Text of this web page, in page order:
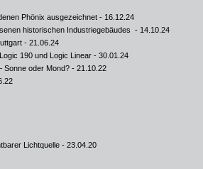
Phönix ausgezeichnet - 16.12.24
historischen Industriegebäudes - 14.10.24
- 21.06.24
190 und Logic Linear - 30.01.24
Sonne oder Mond? - 21.10.22
Lichtquelle - 23.04.20